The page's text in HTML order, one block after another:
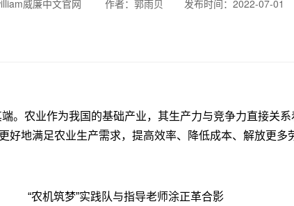
威廉中文官网 作者：郭雨贝 发布时间：2022-07-01
。农业作为我国的基础产业，其生产力与竞争力直接关
地满足农业生产需求，提高效率、降低成本、解放更多
“农机筑梦”实践队与指导老师涂正革合影